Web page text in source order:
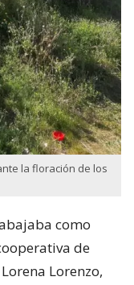
la floración de los
como
de
Lorenzo,